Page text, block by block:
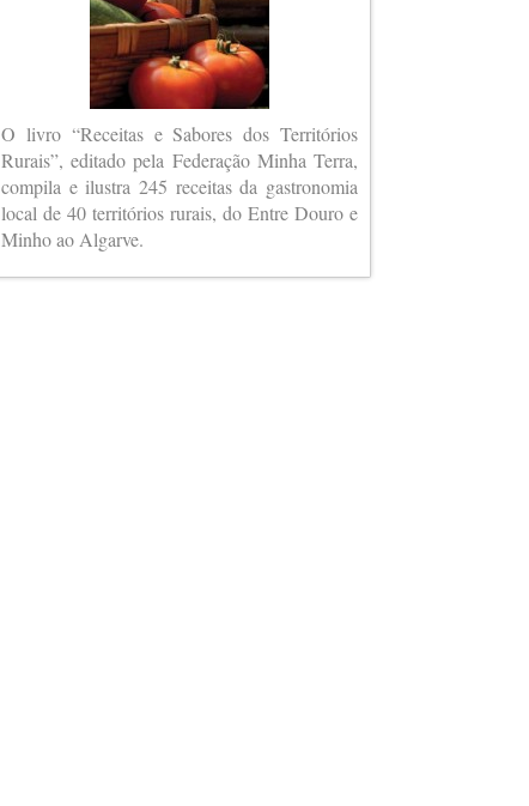
O livro “Receitas e Sabores dos Territórios
Rurais”, editado pela Federação Minha Terra,
compila e ilustra 245 receitas da gastronomia
local de 40 territórios rurais, do Entre Douro e
Minho ao Algarve.